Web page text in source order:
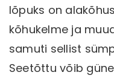
lõpuks on
kõhukelme ja
samuti sellist
Seetõttu võib